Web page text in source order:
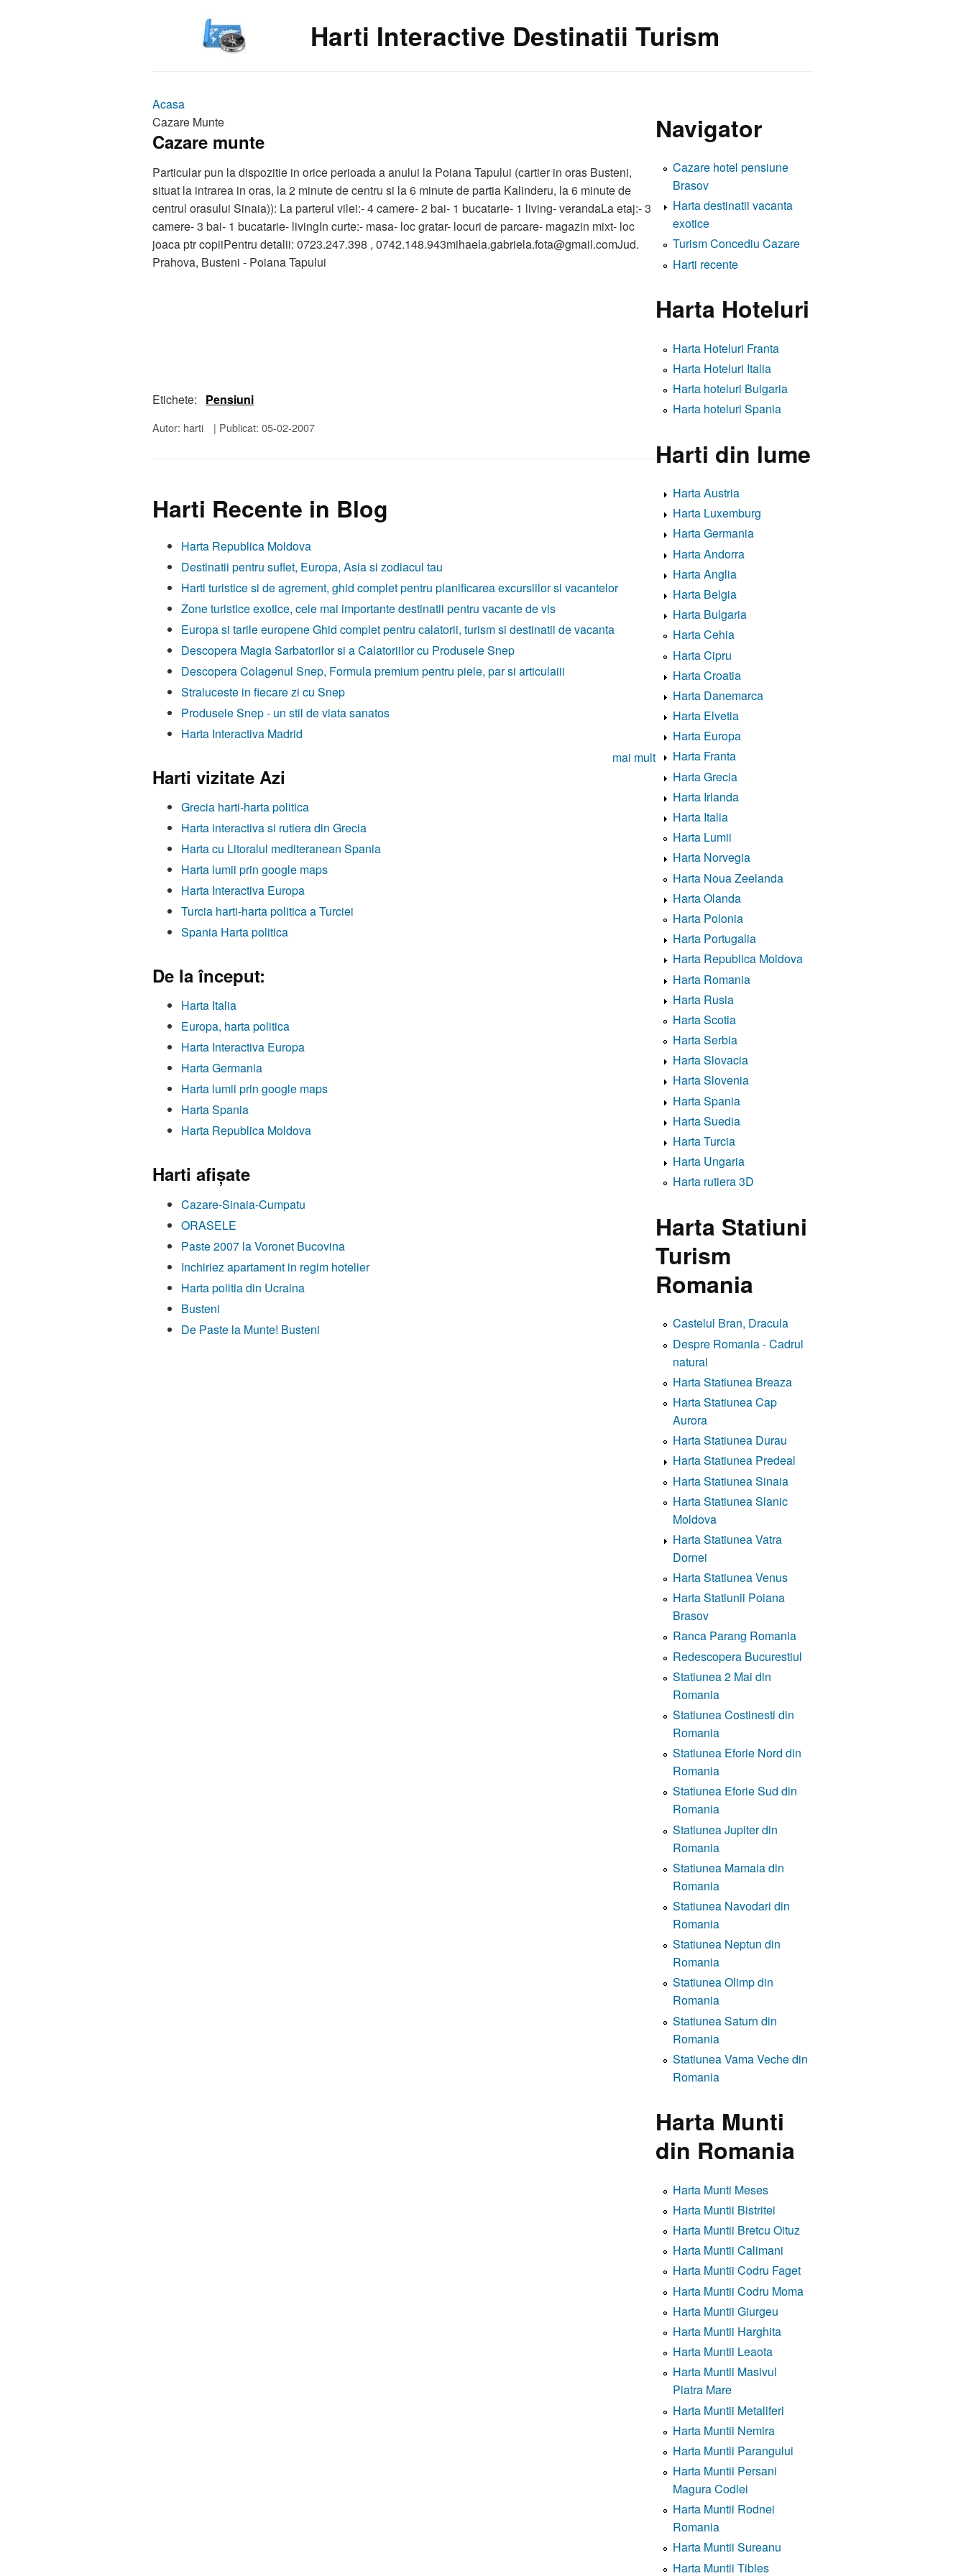
Harti Interactive Destinatii Turism
Acasa
Cazare Munte
Cazare munte
Particular pun la dispozitie in orice perioada a anului la Poiana Tapului (cartier in oras Busteni,
situat la intrarea in oras, la 2 minute de centru si la 6 minute de partia Kalinderu, la 6 minute de
centrul orasului Sinaia)): La parterul vilei:- 4 camere- 2 bai- 1 bucatarie- 1 living- verandaLa etaj:- 3
camere- 3 bai- 1 bucatarie- livingIn curte:- masa- loc gratar- locuri de parcare- magazin mixt- loc
joaca ptr copiiPentru detalii: 0723.247.398 , 0742.148.943mihaela.gabriela.fota@gmail.comJud.
Prahova, Busteni - Poiana Tapului
Etichete: Pensiuni
Autor: harti | Publicat: 05-02-2007
Harti Recente in Blog
Harta Republica Moldova
Destinatii pentru suflet, Europa, Asia si zodiacul tau
Harti turistice si de agrement, ghid complet pentru planificarea excursiilor si vacantelor
Zone turistice exotice, cele mai importante destinatii pentru vacante de vis
Europa si tarile europene Ghid complet pentru calatorii, turism si destinatii de vacanta
Descopera Magia Sarbatorilor si a Calatoriilor cu Produsele Snep
Descopera Colagenul Snep, Formula premium pentru piele, par si articulaiii
Straluceste in fiecare zi cu Snep
Produsele Snep - un stil de viata sanatos
Harta Interactiva Madrid
mai mult
Harti vizitate Azi
Grecia harti-harta politica
Harta interactiva si rutiera din Grecia
Harta cu Litoralul mediteranean Spania
Harta lumii prin google maps
Harta Interactiva Europa
Turcia harti-harta politica a Turciei
Spania Harta politica
De la început:
Harta Italia
Europa, harta politica
Harta Interactiva Europa
Harta Germania
Harta lumii prin google maps
Harta Spania
Harta Republica Moldova
Harti afişate
Cazare-Sinaia-Cumpatu
ORASELE
Paste 2007 la Voronet Bucovina
Inchiriez apartament in regim hotelier
Harta politia din Ucraina
Busteni
De Paste la Munte! Busteni
Navigator
Cazare hotel pensiune
Brasov
Harta destinatii vacanta
exotice
Turism Concediu Cazare
Harti recente
Harta Hoteluri
Harta Hoteluri Franta
Harta Hoteluri Italia
Harta hoteluri Bulgaria
Harta hoteluri Spania
Harti din lume
Harta Austria
Harta Luxemburg
Harta Germania
Harta Andorra
Harta Anglia
Harta Belgia
Harta Bulgaria
Harta Cehia
Harta Cipru
Harta Croatia
Harta Danemarca
Harta Elvetia
Harta Europa
Harta Franta
Harta Grecia
Harta Irlanda
Harta Italia
Harta Lumii
Harta Norvegia
Harta Noua Zeelanda
Harta Olanda
Harta Polonia
Harta Portugalia
Harta Republica Moldova
Harta Romania
Harta Rusia
Harta Scotia
Harta Serbia
Harta Slovacia
Harta Slovenia
Harta Spania
Harta Suedia
Harta Turcia
Harta Ungaria
Harta rutiera 3D
Harta Statiuni
Turism
Romania
Castelul Bran, Dracula
Despre Romania - Cadrul
natural
Harta Statiunea Breaza
Harta Statiunea Cap
Aurora
Harta Statiunea Durau
Harta Statiunea Predeal
Harta Statiunea Sinaia
Harta Statiunea Slanic
Moldova
Harta Statiunea Vatra
Dornei
Harta Statiunea Venus
Harta Statiunii Poiana
Brasov
Ranca Parang Romania
Redescopera Bucurestiul
Statiunea 2 Mai din
Romania
Statiunea Costinesti din
Romania
Statiunea Eforie Nord din
Romania
Statiunea Eforie Sud din
Romania
Statiunea Jupiter din
Romania
Statiunea Mamaia din
Romania
Statiunea Navodari din
Romania
Statiunea Neptun din
Romania
Statiunea Olimp din
Romania
Statiunea Saturn din
Romania
Statiunea Vama Veche din
Romania
Harta Munti
din Romania
Harta Munti Meses
Harta Muntii Bistritei
Harta Muntii Bretcu Oituz
Harta Muntii Calimani
Harta Muntii Codru Faget
Harta Muntii Codru Moma
Harta Muntii Giurgeu
Harta Muntii Harghita
Harta Muntii Leaota
Harta Muntii Masivul
Piatra Mare
Harta Muntii Metaliferi
Harta Muntii Nemira
Harta Muntii Parangului
Harta Muntii Persani
Magura Codlei
Harta Muntii Rodnei
Romania
Harta Muntii Sureanu
Harta Muntii Tibles